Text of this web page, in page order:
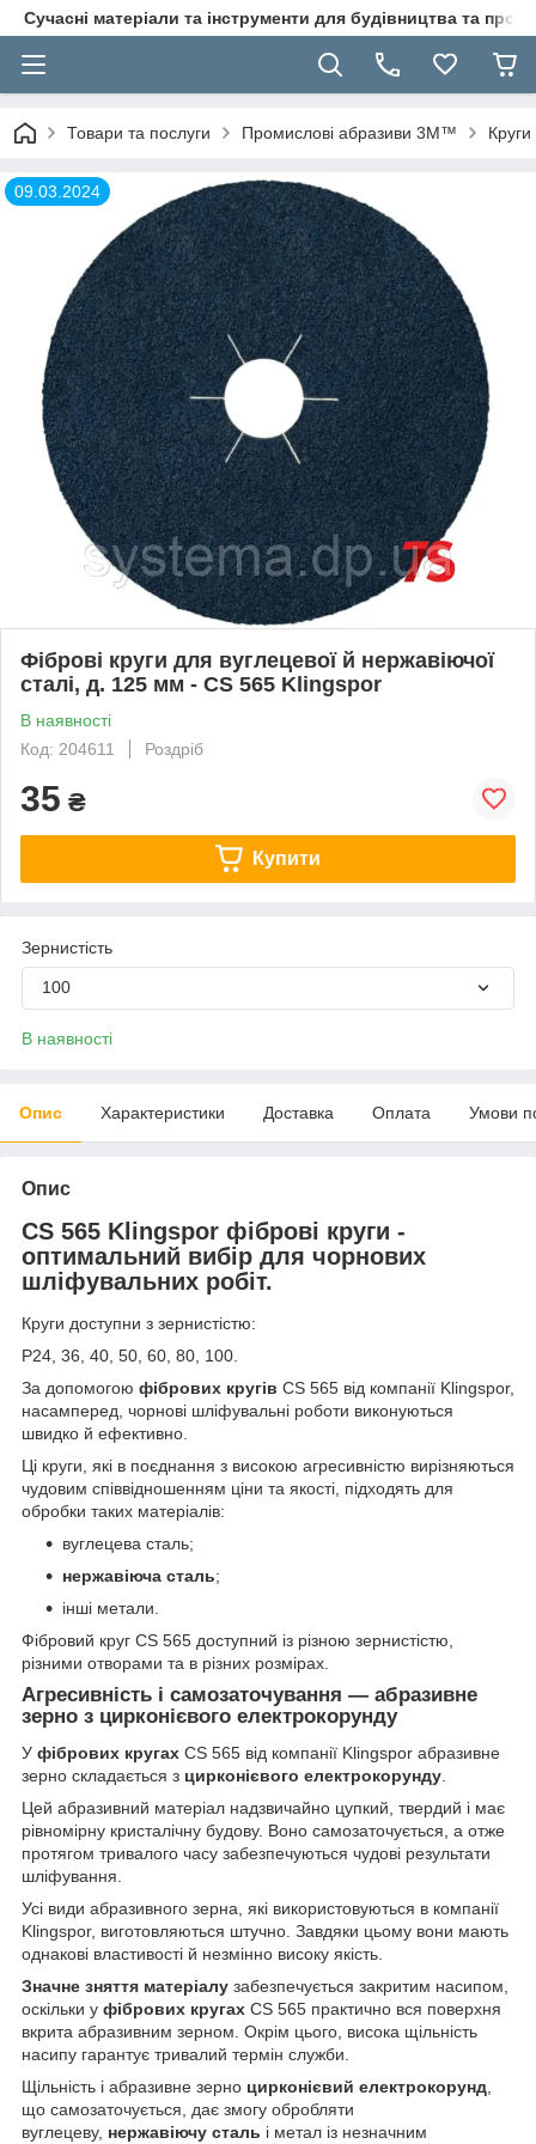
Сучасні матеріали та інструменти для будівництва та
Товари та послуги Промислові абразиви 3M™
09.03.2024
Фіброві круги для вуглецевої й нержавіючої
сталі, д. 125 мм - CS 565 Klingspor
В наявності
Код: 204611
Роздріб
35 ₴
Купити
Зернистість
100
В наявності
Опис Характеристики Доставка Оплата Умови
Опис
CS 565 Klingspor фіброві круги -
оптимальний вибір для чорнових
шліфувальних робіт.
Круги доступни з зернистістю:
P24, 36, 40, 50, 60, 80, 100.
За допомогою фібрових кругів CS 565 від компанії Klingspor,
насамперед, чорнові шліфувальні роботи виконуються
швидко й ефективно.
Ці круги, які в поєднання з високою агресивністю вирізняються
чудовим співвідношенням ціни та якості, підходять для
обробки таких матеріалів:
вуглецева сталь;
нержавіюча сталь;
інші метали.
Фібровий круг CS 565 доступний із різною зернистістю,
різними отворами та в різних розмірах.
Агресивність і самозаточування — абразивне
зерно з цирконієвого електрокорунду
У фібрових кругах CS 565 від компанії Klingspor абразивне
зерно складається з цирконієвого електрокорунду.
Цей абразивний матеріал надзвичайно цупкий, твердий і має
рівномірну кристалічну будову. Воно самозаточується, а отже
протягом тривалого часу забезпечуються чудові результати
шліфування.
Усі види абразивного зерна, які використовуються в компанії
Klingspor, виготовляються штучно. Завдяки цьому вони мають
однакові властивості й незмінно високу якість.
Значне зняття матеріалу забезпечується закритим насипом,
оскільки у фібрових кругах CS 565 практично вся поверхня
вкрита абразивним зерном. Окрім цього, висока щільність
насипу гарантує тривалий термін служби.
Щільність і абразивне зерно цирконієвий електрокорунд,
що самозаточується, дає змогу обробляти
вуглецеву, нержавіючу сталь і метал із незначним